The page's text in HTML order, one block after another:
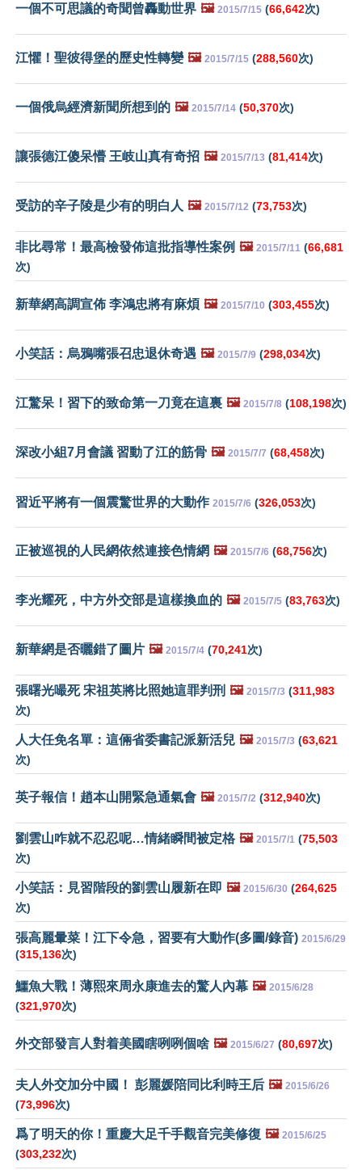
一個不可思議的奇聞曾轟動世界 🖼️ 2015/7/15 (66,642次)
江懼！聖彼得堡的歷史性轉變 🖼️ 2015/7/15 (288,560次)
一個俄烏經濟新聞所想到的 🖼️ 2015/7/14 (50,370次)
讓張德江傻呆懵 王岐山真有奇招 🖼️ 2015/7/13 (81,414次)
受訪的辛子陵是少有的明白人 🖼️ 2015/7/12 (73,753次)
非比尋常！最高檢發佈這批指導性案例 🖼️ 2015/7/11 (66,681
次)
新華網高調宣佈 李鴻忠將有麻煩 🖼️ 2015/7/10 (303,455次)
小笑話：烏鴉嘴張召忠退休奇遇 🖼️ 2015/7/9 (298,034次)
江驚呆！習下的致命第一刀竟在這裏 🖼️ 2015/7/8 (108,198次)
深改小組7月會議 習動了江的筋骨 🖼️ 2015/7/7 (68,458次)
習近平將有一個震驚世界的大動作 2015/7/6 (326,053次)
正被巡視的人民網依然連接色情網 🖼️ 2015/7/6 (68,756次)
李光耀死，中方外交部是這樣換血的 🖼️ 2015/7/5 (83,763次)
新華網是否曬錯了圖片 🖼️ 2015/7/4 (70,241次)
張曙光嘬死 宋祖英將比照她這罪判刑 🖼️ 2015/7/3 (311,983
次)
人大任免名單：這倆省委書記派新活兒 🖼️ 2015/7/3 (63,621
次)
英子報信！趙本山開緊急通氣會 🖼️ 2015/7/2 (312,940次)
劉雲山咋就不忍忍呢…情緒瞬間被定格 🖼️ 2015/7/1 (75,503
次)
小笑話：見習階段的劉雲山履新在即 🖼️ 2015/6/30 (264,625
次)
張高麗暈菜！江下令急，習要有大動作(多圖/錄音) 2015/6/29
(315,136次)
鱷魚大戰！薄熙來周永康進去的驚人內幕 🖼️ 2015/6/28
(321,970次)
外交部發言人對着美國瞎咧咧個啥 🖼️ 2015/6/27 (80,697次)
夫人外交加分中國！ 彭麗媛陪同比利時王后 🖼️ 2015/6/26
(73,996次)
爲了明天的你！重慶大足千手觀音完美修復 🖼️ 2015/6/25
(303,232次)